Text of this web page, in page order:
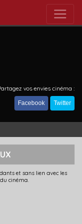
vos envies cinéma :
Facebook Twitter
et sans lien avec les
cinéma.